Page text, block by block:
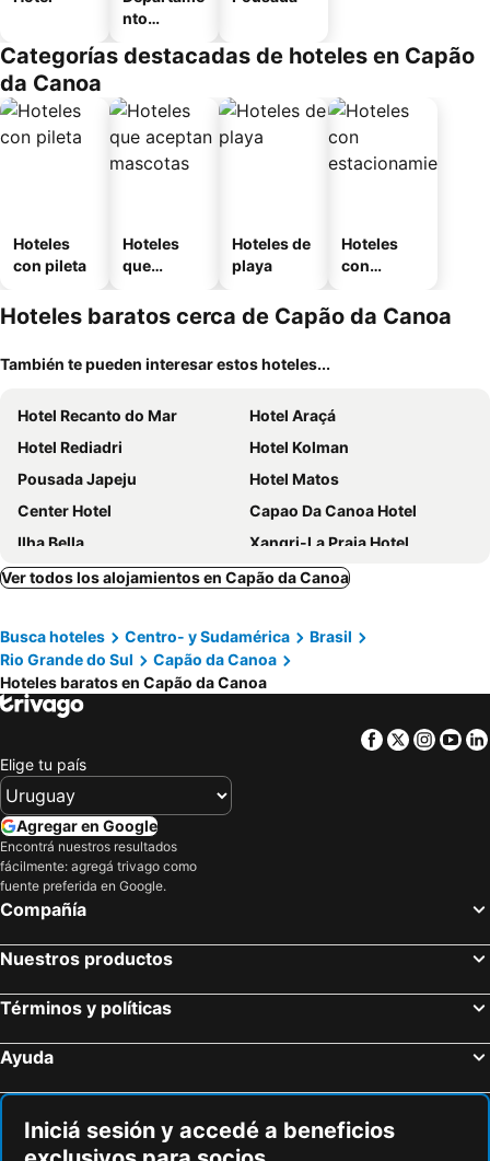
nto
Categorías destacadas de hoteles en Capão
da Canoa
Hoteles
con pileta
Hoteles
que
mascotas
Hoteles de
playa
Hoteles
con
miento
Hoteles baratos cerca de Capão da Canoa
También te pueden interesar estos hoteles...
Hotel Recanto do Mar
Hotel Araçá
Hotel Rediadri
Hotel Kolman
Pousada Japeju
Hotel Matos
Center Hotel
Capao Da Canoa Hotel
Ilha Bella
Xangri-La Praia Hotel
Pousada Residencial Sol & Litoral
Pousada Solar do Araçá
Residencial Bella Rosa
Rossi Atlantida Apartamento
Ver todos los alojamientos en Capão da Canoa
Busca hoteles Centro- y Sudamérica
Brasil
Rio Grande do Sul
Capão da Canoa
Hoteles baratos en Capão da Canoa
Facebook
Twitter
Elige tu país
Agregar en Google
Encontrá nuestros resultados
fácilmente: agregá trivago como
fuente preferida en Google.
Compañía
Nuestros productos
Términos y políticas
Ayuda
Iniciá sesión y accedé a beneficios